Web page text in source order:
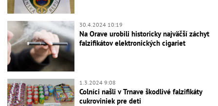
30.4.2024 10:19
Na Orave urobili historicky najväčší záchyt
falzifikátov elektronických cigariet
1.3.2024 9:08
Colníci našli v Trnave škodlivé falzifikáty
cukroviniek pre deti